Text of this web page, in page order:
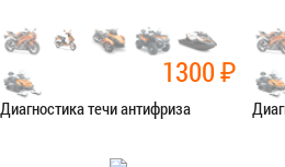
1300₽
Диагностика течи антифриза
Диагностика